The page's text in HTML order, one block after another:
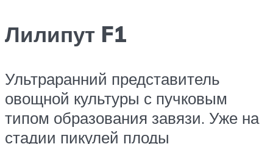
Лилипут F1
Ультраранний представитель
овощной культуры с пучковым
типом образования завязи. Уже на
стадии пикулей плоды